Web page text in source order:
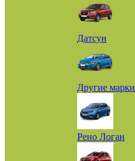
Датсун
Другие марки
Рено Логан